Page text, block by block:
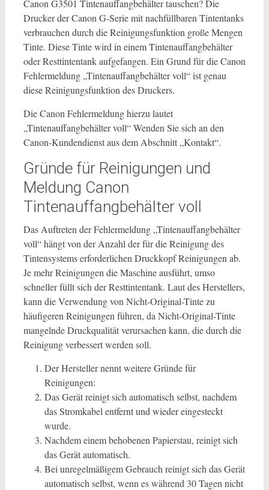
Canon G3501 Tintenauffangbehälter tauschen? Die
Drucker der Canon G-Serie mit nachfüllbaren Tintentanks
verbrauchen durch die Reinigungsfunktion große Mengen
Tinte. Diese Tinte wird in einem Tintenauffangbehälter
oder Resttintentank aufgefangen. Ein Grund für die Canon
Fehlermeldung „Tintenauffangbehälter voll“ ist genau
diese Reinigungsfunktion des Druckers.
Die Canon Fehlermeldung hierzu lautet
„Tintenauffangbehälter voll“ Wenden Sie sich an den
Canon-Kundendienst aus dem Abschnitt „Kontakt“.
Gründe für Reinigungen und
Meldung Canon
Tintenauffangbehälter voll
Das Auftreten der Fehlermeldung „Tintenauffangbehälter
voll“ hängt von der Anzahl der für die Reinigung des
Tintensystems erforderlichen Druckkopf Reinigungen ab.
Je mehr Reinigungen die Maschine ausführt, umso
schneller füllt sich der Resttintentank. Laut des Herstellers,
kann die Verwendung von Nicht-Original-Tinte zu
häufigeren Reinigungen führen, da Nicht-Original-Tinte
mangelnde Druckqualität verursachen kann, die durch die
Reinigung verbessert werden soll.
Der Hersteller nennt weitere Gründe für
Reinigungen:
Das Gerät reinigt sich automatisch selbst, nachdem
das Stromkabel entfernt und wieder eingesteckt
wurde.
Nachdem einem behobenen Papierstau, reinigt sich
das Gerät automatisch.
Bei unregelmäßigem Gebrauch reinigt sich das Gerät
automatisch selbst, wenn es während 30 Tagen nicht